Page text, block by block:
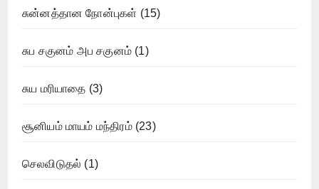
சுன்னத்தான நோன்புகள் (15)
சுப சகுனம் அப சகுனம் (1)
சுய மரியாதை (3)
சூனியம் மாயம் மந்திரம்(23)
செலவிடுதல் (1)